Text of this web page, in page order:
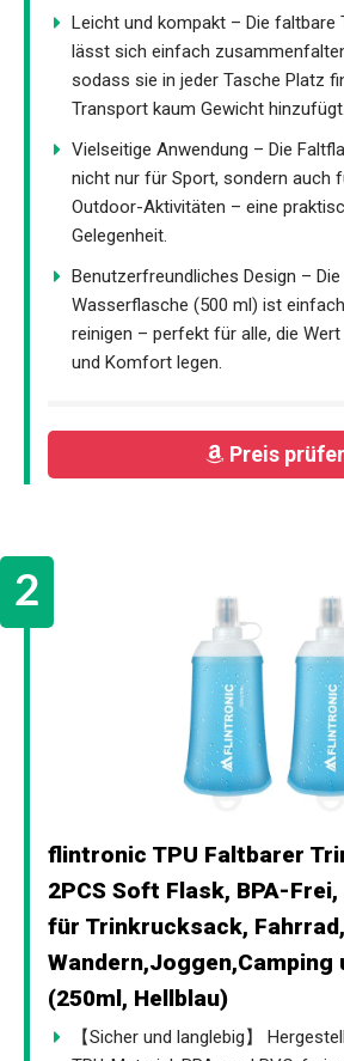
Leicht und kompakt – Die faltbare
lässt sich einfach
sodass sie in jeder Tasche Platz
Transport kaum Gewicht hinzufügt.
Vielseitige Anwendung – Die
nicht nur für Sport, sondern auch
Outdoor-Aktivitäten – eine
Gelegenheit.
Benutzerfreundliches Design –
Wasserflasche (500 ml) ist
reinigen – perfekt für alle, die
und Komfort legen.
Preis
flintronic TPU Faltbarer
2PCS Soft Flask, BPA-
für Trinkrucksack, Fahrrad,
Wandern,Joggen,Camping
(250ml, Hellblau)
【Sicher und langlebig】